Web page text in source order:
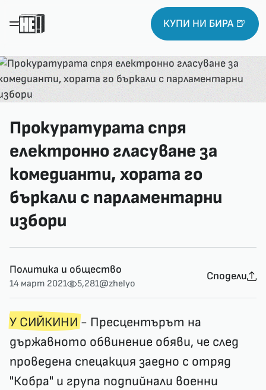
КУПИ НИ БИРА 🍺
Прокуратурата спря
електронно гласуване за
комедианти, хората го
бъркали с парламентарни
избори
Политика и общество
14 март 2021 5,281@zhelyo
Сподели
У СИЙКИНИ- Пресцентърът на
държавното обвинение обяви, че след
проведена спецакция заедно с отряд
"Кобра" и група подпийнали военни